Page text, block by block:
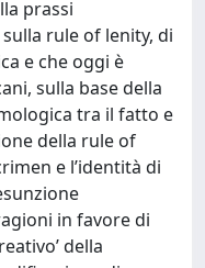
prassi
rule of lenity, di
e che oggi è
sulla base della
tra il fatto e
della rule of
e l’identità di
in favore di
della